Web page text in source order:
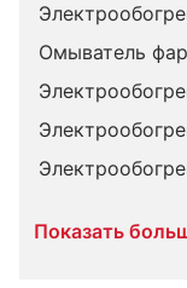
Омыватель фар
Показать